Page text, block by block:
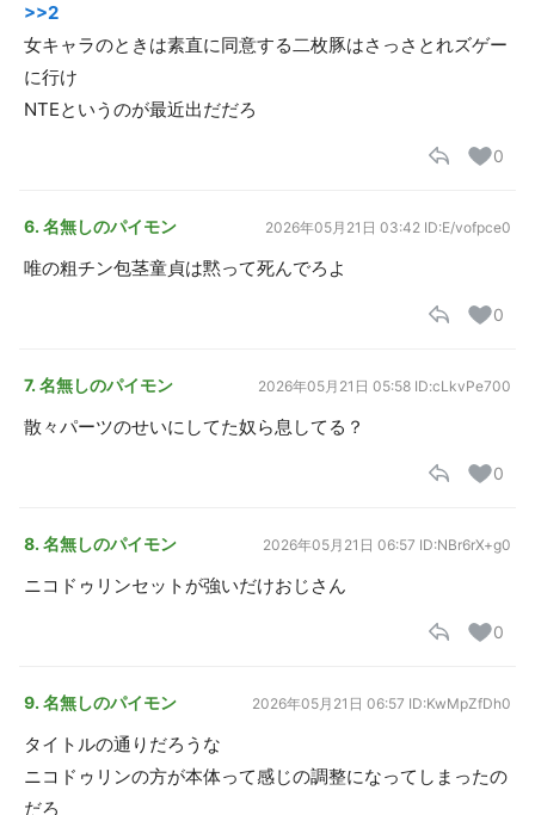
>>2
女キャラのときは素直に同意する二枚豚はさっさとれズゲー
に行け
NTEというのが最近出だだろ
0
6. 名無しのパイモン 2026年05月21日 03:42 ID:E/vofpce0
唯の粗チン包茎童貞は黙って死んでろよ
0
7. 名無しのパイモン 2026年05月21日 05:58 ID:cLkvPe700
散々パーツのせいにしてた奴ら息してる？
0
8. 名無しのパイモン 2026年05月21日 06:57 ID:NBr6rX+g0
ニコドゥリンセットが強いだけおじさん
0
9. 名無しのパイモン 2026年05月21日 06:57 ID:KwMpZfDh0
タイトルの通りだろうな
ニコドゥリンの方が本体って感じの調整になってしまったの
だろ